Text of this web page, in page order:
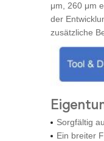
μm, 260 μm
der
zusätzliche
Sorgfältig
Ein breiter